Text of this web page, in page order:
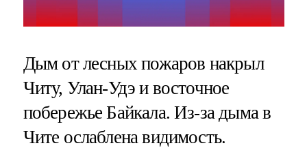
Дым от лесных пожаров накрыл
Читу, Улан-Удэ и восточное
побережье Байкала. Из-за дыма в
Чите ослаблена видимость.